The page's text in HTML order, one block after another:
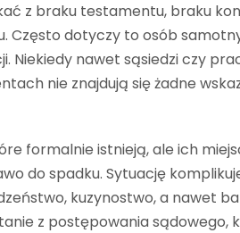
z braku testamentu, braku
Często dotyczy to osób
Niekiedy nawet sąsiedzi czy
nie znajdują się żadne
formalnie istnieją, ale ich
do spadku. Sytuację
kuzynostwo, a nawet
z postępowania sądowego,